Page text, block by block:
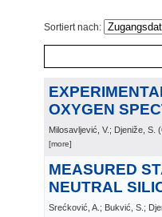
Sortiert nach:
OXYGEN
Milosavljević, V.; Djeniže, S. (
[more]
MEASURED
NEUTRAL
Srećković, A.; Bukvić, S.;